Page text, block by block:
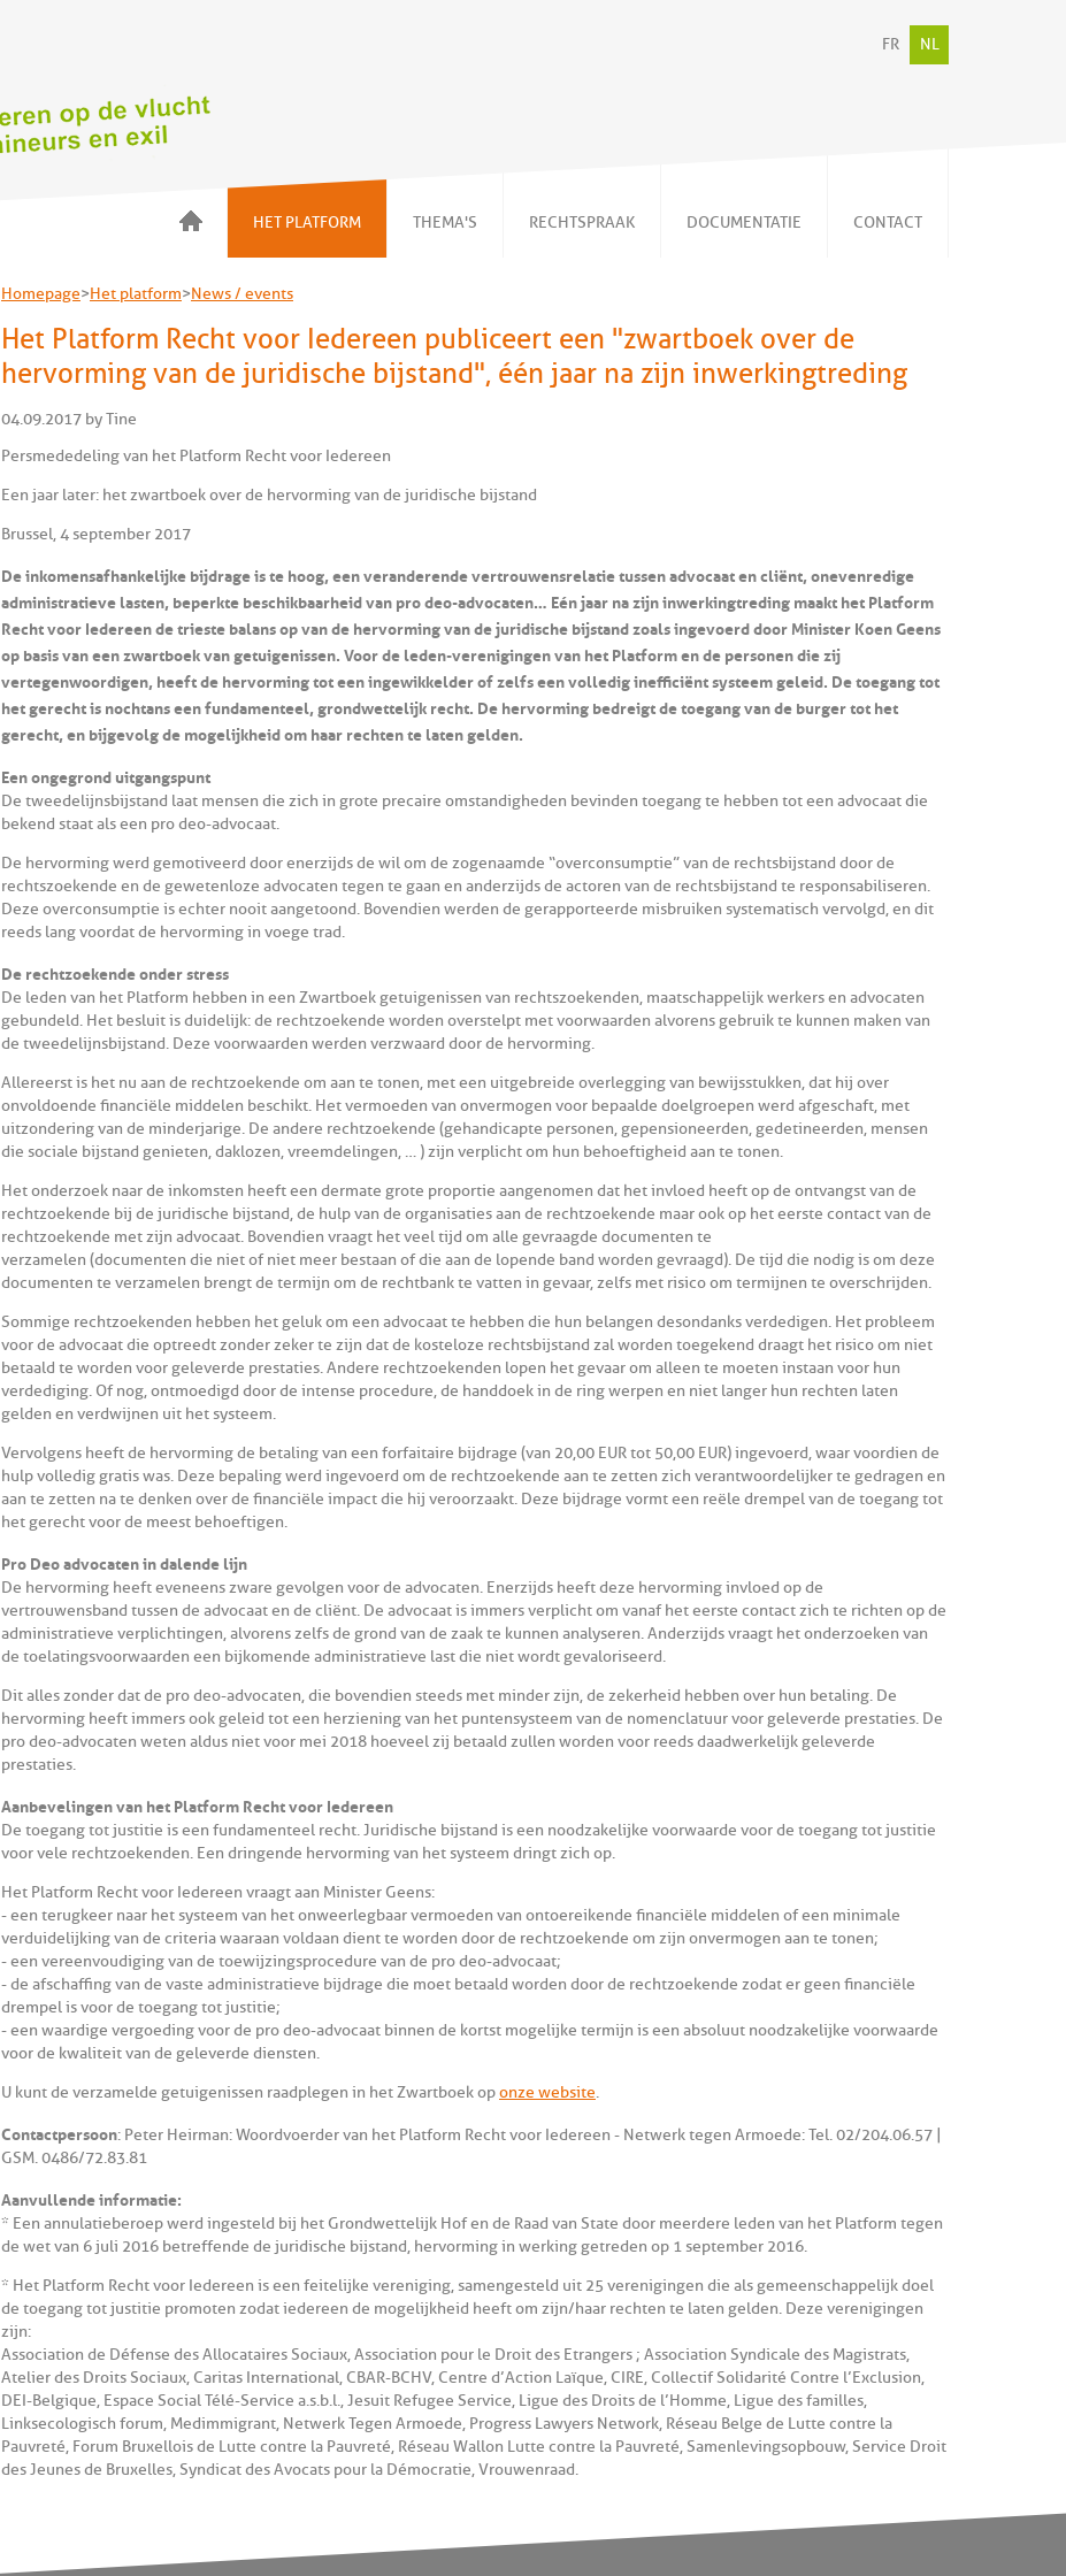
FR NL
HET PLATFORM
Onze acties
News / events
Wat kan ik doen ?
THEMA'S
gezinnen
Detentie en
alternatieven
RECHTSPRAAK DOCUMENTATIE
Publicaties
Memorandum
CONTACT
Homepage>Het platform>News / events
Het Platform Recht voor Iedereen publiceert een "zwartboek over de
hervorming van de juridische bijstand", één jaar na zijn inwerkingtreding
04.09.2017 by Tine
Persmededeling van het Platform Recht voor Iedereen
Een jaar later: het zwartboek over de hervorming van de juridische bijstand
Brussel, 4 september 2017
De inkomensafhankelijke bijdrage is te hoog, een veranderende vertrouwensrelatie tussen advocaat en cliënt, onevenredige
administratieve lasten, beperkte beschikbaarheid van pro deo-advocaten… Eén jaar na zijn inwerkingtreding maakt het Platform
Recht voor Iedereen de trieste balans op van de hervorming van de juridische bijstand zoals ingevoerd door Minister Koen Geens
op basis van een zwartboek van getuigenissen. Voor de leden-verenigingen van het Platform en de personen die zij
vertegenwoordigen, heeft de hervorming tot een ingewikkelder of zelfs een volledig inefficiënt systeem geleid. De toegang tot
het gerecht is nochtans een fundamenteel, grondwettelijk recht. De hervorming bedreigt de toegang van de burger tot het
gerecht, en bijgevolg de mogelijkheid om haar rechten te laten gelden.
Een ongegrond uitgangspunt
De tweedelijnsbijstand laat mensen die zich in grote precaire omstandigheden bevinden toegang te hebben tot een advocaat die
bekend staat als een pro deo-advocaat.
De hervorming werd gemotiveerd door enerzijds de wil om de zogenaamde “overconsumptie” van de rechtsbijstand door de
rechtszoekende en de gewetenloze advocaten tegen te gaan en anderzijds de actoren van de rechtsbijstand te responsabiliseren.
Deze overconsumptie is echter nooit aangetoond. Bovendien werden de gerapporteerde misbruiken systematisch vervolgd, en dit
reeds lang voordat de hervorming in voege trad.
De rechtzoekende onder stress
De leden van het Platform hebben in een Zwartboek getuigenissen van rechtszoekenden, maatschappelijk werkers en advocaten
gebundeld. Het besluit is duidelijk: de rechtzoekende worden overstelpt met voorwaarden alvorens gebruik te kunnen maken van
de tweedelijnsbijstand. Deze voorwaarden werden verzwaard door de hervorming.
Allereerst is het nu aan de rechtzoekende om aan te tonen, met een uitgebreide overlegging van bewijsstukken, dat hij over
onvoldoende financiële middelen beschikt. Het vermoeden van onvermogen voor bepaalde doelgroepen werd afgeschaft, met
uitzondering van de minderjarige. De andere rechtzoekende (gehandicapte personen, gepensioneerden, gedetineerden, mensen
die sociale bijstand genieten, daklozen, vreemdelingen, … ) zijn verplicht om hun behoeftigheid aan te tonen.
Het onderzoek naar de inkomsten heeft een dermate grote proportie aangenomen dat het invloed heeft op de ontvangst van de
rechtzoekende bij de juridische bijstand, de hulp van de organisaties aan de rechtzoekende maar ook op het eerste contact van de
rechtzoekende met zijn advocaat. Bovendien vraagt het veel tijd om alle gevraagde documenten te
verzamelen (documenten die niet of niet meer bestaan of die aan de lopende band worden gevraagd). De tijd die nodig is om deze
documenten te verzamelen brengt de termijn om de rechtbank te vatten in gevaar, zelfs met risico om termijnen te overschrijden.
Sommige rechtzoekenden hebben het geluk om een advocaat te hebben die hun belangen desondanks verdedigen. Het probleem
voor de advocaat die optreedt zonder zeker te zijn dat de kosteloze rechtsbijstand zal worden toegekend draagt het risico om niet
betaald te worden voor geleverde prestaties. Andere rechtzoekenden lopen het gevaar om alleen te moeten instaan voor hun
verdediging. Of nog, ontmoedigd door de intense procedure, de handdoek in de ring werpen en niet langer hun rechten laten
gelden en verdwijnen uit het systeem.
Vervolgens heeft de hervorming de betaling van een forfaitaire bijdrage (van 20,00 EUR tot 50,00 EUR) ingevoerd, waar voordien de
hulp volledig gratis was. Deze bepaling werd ingevoerd om de rechtzoekende aan te zetten zich verantwoordelijker te gedragen en
aan te zetten na te denken over de financiële impact die hij veroorzaakt. Deze bijdrage vormt een reële drempel van de toegang tot
het gerecht voor de meest behoeftigen.
Pro Deo advocaten in dalende lijn
De hervorming heeft eveneens zware gevolgen voor de advocaten. Enerzijds heeft deze hervorming invloed op de
vertrouwensband tussen de advocaat en de cliënt. De advocaat is immers verplicht om vanaf het eerste contact zich te richten op de
administratieve verplichtingen, alvorens zelfs de grond van de zaak te kunnen analyseren. Anderzijds vraagt het onderzoeken van
de toelatingsvoorwaarden een bijkomende administratieve last die niet wordt gevaloriseerd.
Dit alles zonder dat de pro deo-advocaten, die bovendien steeds met minder zijn, de zekerheid hebben over hun betaling. De
hervorming heeft immers ook geleid tot een herziening van het puntensysteem van de nomenclatuur voor geleverde prestaties. De
pro deo-advocaten weten aldus niet voor mei 2018 hoeveel zij betaald zullen worden voor reeds daadwerkelijk geleverde
prestaties.
Aanbevelingen van het Platform Recht voor Iedereen
De toegang tot justitie is een fundamenteel recht. Juridische bijstand is een noodzakelijke voorwaarde voor de toegang tot justitie
voor vele rechtzoekenden. Een dringende hervorming van het systeem dringt zich op.
Het Platform Recht voor Iedereen vraagt aan Minister Geens:
- een terugkeer naar het systeem van het onweerlegbaar vermoeden van ontoereikende financiële middelen of een minimale
verduidelijking van de criteria waaraan voldaan dient te worden door de rechtzoekende om zijn onvermogen aan te tonen;
- een vereenvoudiging van de toewijzingsprocedure van de pro deo-advocaat;
- de afschaffing van de vaste administratieve bijdrage die moet betaald worden door de rechtzoekende zodat er geen financiële
drempel is voor de toegang tot justitie;
- een waardige vergoeding voor de pro deo-advocaat binnen de kortst mogelijke termijn is een absoluut noodzakelijke voorwaarde
voor de kwaliteit van de geleverde diensten.
U kunt de verzamelde getuigenissen raadplegen in het Zwartboek oponze website.
Contactpersoon: Peter Heirman: Woordvoerder van het Platform Recht voor Iedereen - Netwerk tegen Armoede: Tel. 02/204.06.57 |
GSM. 0486/72.83.81
Aanvullende informatie:
* Een annulatieberoep werd ingesteld bij het Grondwettelijk Hof en de Raad van State door meerdere leden van het Platform tegen
de wet van 6 juli 2016 betreffende de juridische bijstand, hervorming in werking getreden op 1 september 2016.
* Het Platform Recht voor Iedereen is een feitelijke vereniging, samengesteld uit 25 verenigingen die als gemeenschappelijk doel
de toegang tot justitie promoten zodat iedereen de mogelijkheid heeft om zijn/haar rechten te laten gelden. Deze verenigingen
zijn:
Association de Défense des Allocataires Sociaux, Association pour le Droit des Etrangers ; Association Syndicale des Magistrats,
Atelier des Droits Sociaux, Caritas International, CBAR-BCHV, Centre d’Action Laïque, CIRE, Collectif Solidarité Contre l’Exclusion,
DEI-Belgique, Espace Social Télé-Service a.s.b.l., Jesuit Refugee Service, Ligue des Droits de l’Homme, Ligue des familles,
Linksecologisch forum, Medimmigrant, Netwerk Tegen Armoede, Progress Lawyers Network, Réseau Belge de Lutte contre la
Pauvreté, Forum Bruxellois de Lutte contre la Pauvreté, Réseau Wallon Lutte contre la Pauvreté, Samenlevingsopbouw, Service Droit
des Jeunes de Bruxelles, Syndicat des Avocats pour la Démocratie, Vrouwenraad.